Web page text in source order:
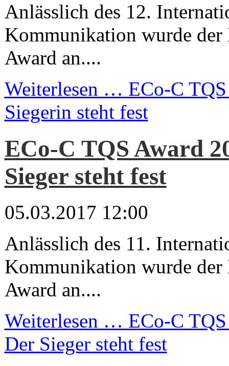
Anlässlich des 12.
Kommunikation wurde der
Award an....
Weiterlesen … ECo-C
Siegerin steht fest
ECo-C TQS Award
Sieger steht fest
05.03.2017 12:00
Anlässlich des 11.
Kommunikation wurde der
Award an....
Weiterlesen … ECo-C
Der Sieger steht fest